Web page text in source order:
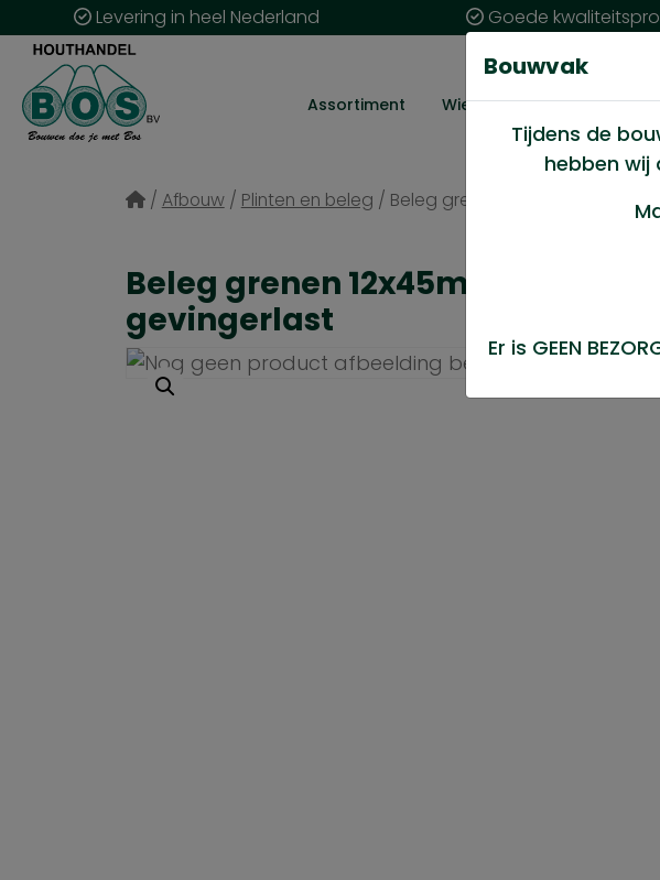
Levering in heel Nederland Goede
Assortiment Wie zijn wij?
/ Afbouw / Plinten en beleg / Beleg grenen 12x45mm
Beleg grenen 12x45mm gegrond
gevingerlast
Bouwvak
Tijdens de
hebben
Er is GEEN